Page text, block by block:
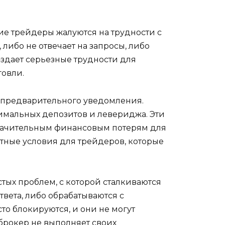
трейдеры жалуются на трудности с
не отвечает на запросы, либо
серьезные трудности для
уведомления.
депозитов и левериджа. Эти
финансовым потерям для
условия для трейдеров, которые
проблем, с которой сталкиваются
либо обрабатываются с
блокируются, и они не могут
не выполняет своих